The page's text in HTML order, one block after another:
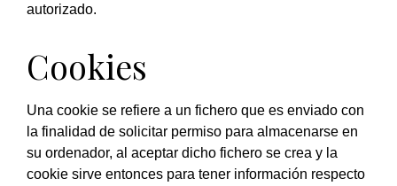
autorizado.
Cookies
Una cookie se refiere a un fichero que es enviado con
la finalidad de solicitar permiso para almacenarse en
su ordenador, al aceptar dicho fichero se crea y la
cookie sirve entonces para tener información respecto